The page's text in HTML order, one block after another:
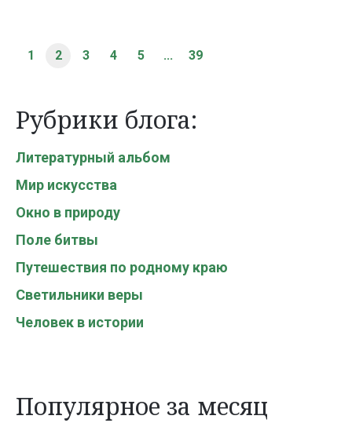
1 2 3 4 5 ... 39
Рубрики блога:
Литературный альбом
Мир искусства
Окно в природу
Поле битвы
Путешествия по родному краю
Светильники веры
Человек в истории
Популярное за месяц